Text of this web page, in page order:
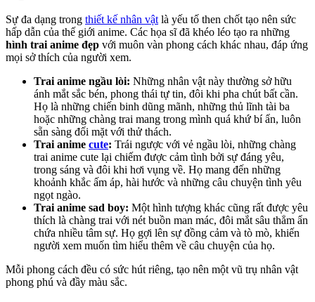
Sự đa dạng trong thiết kế nhân vật là yếu tố then chốt tạo nên sức
hấp dẫn của thế giới anime. Các họa sĩ đã khéo léo tạo ra những
hình trai anime đẹp với muôn vàn phong cách khác nhau, đáp ứng
mọi sở thích của người xem.
Trai anime ngầu lòi: Những nhân vật này thường sở hữu
ánh mắt sắc bén, phong thái tự tin, đôi khi pha chút bất cần.
Họ là những chiến binh dũng mãnh, những thủ lĩnh tài ba
hoặc những chàng trai mang trong mình quá khứ bí ẩn, luôn
sẵn sàng đối mặt với thử thách.
Trai anime cute: Trái ngược với vẻ ngầu lòi, những chàng
trai anime cute lại chiếm được cảm tình bởi sự đáng yêu,
trong sáng và đôi khi hơi vụng về. Họ mang đến những
khoảnh khắc ấm áp, hài hước và những câu chuyện tình yêu
ngọt ngào.
Trai anime sad boy: Một hình tượng khác cũng rất được yêu
thích là chàng trai với nét buồn man mác, đôi mắt sâu thẳm ẩn
chứa nhiều tâm sự. Họ gợi lên sự đồng cảm và tò mò, khiến
người xem muốn tìm hiểu thêm về câu chuyện của họ.
Mỗi phong cách đều có sức hút riêng, tạo nên một vũ trụ nhân vật
phong phú và đầy màu sắc.